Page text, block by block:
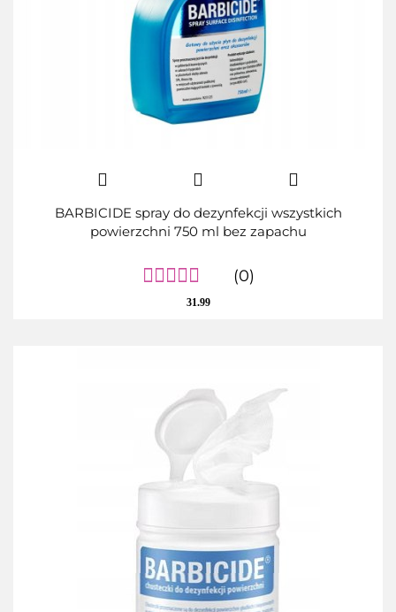
BARBICIDE spray do dezynfekcji wszystkich
powierzchni 750 ml bez zapachu
(0)
31.99